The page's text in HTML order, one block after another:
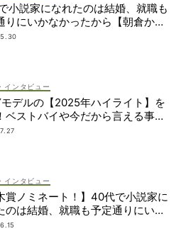
小説家になれたのは結婚、就職も
りにいかなかったから【朝倉かす
】
インタビュー
デルの【2025年ハイライト】を
ベストバイや今だから言える事件
開
インタビュー
賞ノミネート！】40代で小説家に
のは結婚、就職も予定通りにいか
たから｜朝倉かすみさん